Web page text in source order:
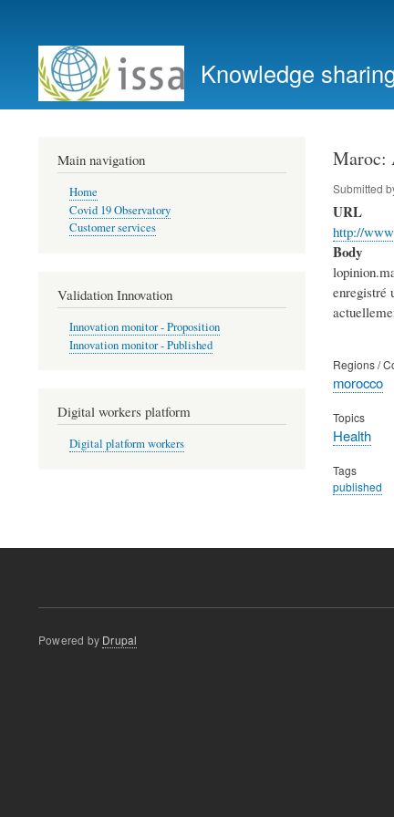
account
menu
Knowledge
Maroc:
Submitted
URL
http://
Body
enregistré
Regions /
morocco
Topics
Health
Tags
published
Main navigation
Home
Covid 19 Observatory
Customer services
Validation Innovation
Innovation monitor - Proposition
Innovation monitor - Published
Digital workers platform
Digital platform workers
Powered by Drupal